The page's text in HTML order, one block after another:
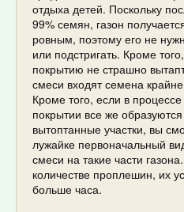
отдыха детей. Поскольку
99% семян, газон
ровным, поэтому его не
или подстригать. Кроме
покрытию не страшно
смеси входят семена
Кроме того, если в
покрытии все же
вытоптанные участки, вы
лужайке первоначальный
смеси на такие части
количестве проплешин, их
больше часа.